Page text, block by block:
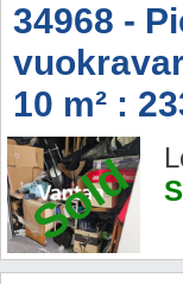
34968 -
10 m² :
Sold